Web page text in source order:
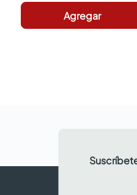
Agregar